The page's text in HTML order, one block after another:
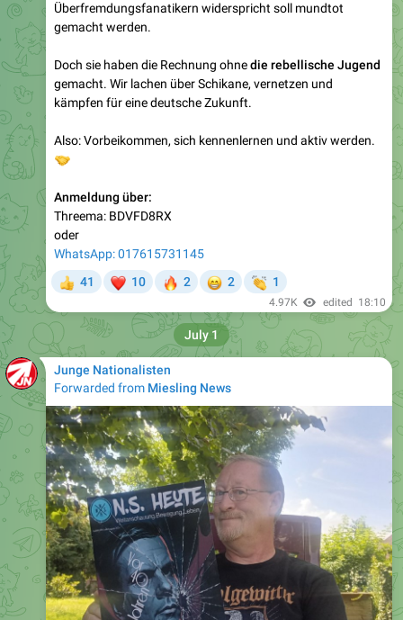
Doch sie haben die Rechnung ohne
kämpfen für eine deutsche Zukunft.
Also: Vorbeikommen, sich kennenlernen und aktiv werden.
Anmeldung über:
oder
WhatsApp: 017615731145
🔥
Junge Nationalisten
Forwarded from
Miesling News
July 1